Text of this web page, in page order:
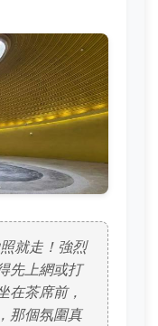
就走！強烈
先上網或打
在茶席前，
那個氛圍真